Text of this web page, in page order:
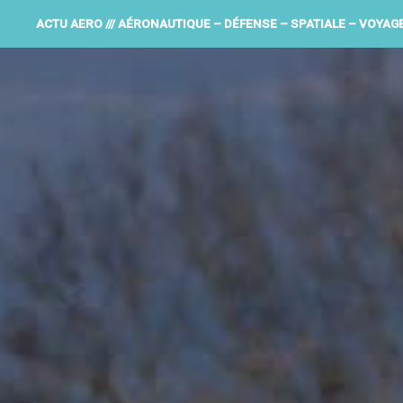
ACTU AERO /// AÉRONAUTIQUE – DÉFENSE – SPATIALE –